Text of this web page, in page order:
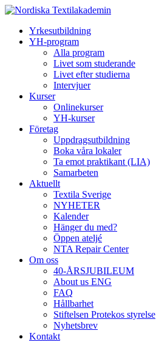
Yrkesutbildning
YH-program
Alla program
Livet som studerande
Livet efter studierna
Intervjuer
Kurser
Onlinekurser
YH-kurser
Företag
Uppdragsutbildning
Boka våra lokaler
Ta emot praktikant (LIA)
Samarbeten
Aktuellt
Textila Sverige
NYHETER
Kalender
Hänger du med?
Öppen ateljé
NTA Repair Center
Om oss
40-ÅRSJUBILEUM
About us ENG
FAQ
Hållbarhet
Stiftelsen Protekos styrelse
Nyhetsbrev
Kontakt